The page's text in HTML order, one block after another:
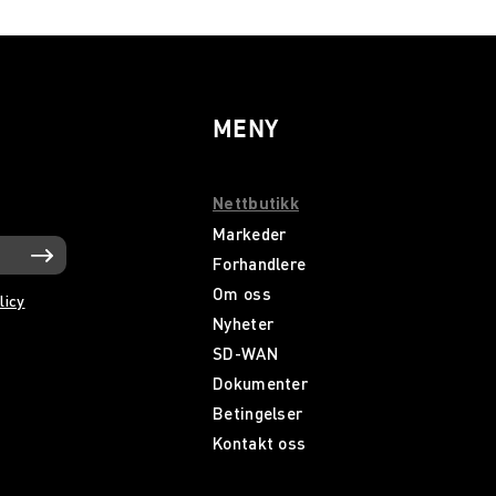
MENY
Nettbutikk
Markeder
Forhandlere
Om oss
Nyheter
SD-WAN
Dokumenter
Betingelser
Kontakt oss